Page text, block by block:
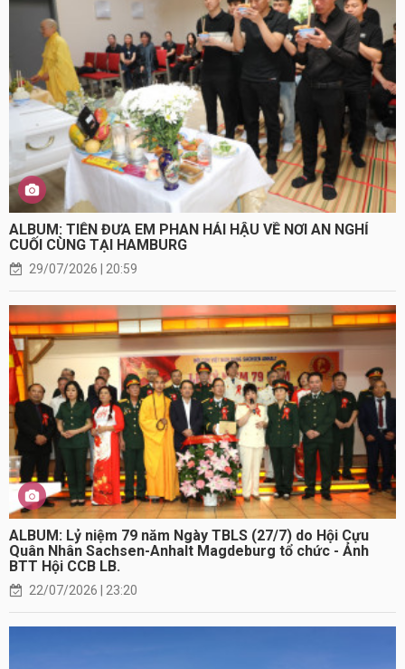
ALBUM: TIỄN ĐƯA EM PHAN HẢI HẬU VỀ NƠI AN NGHỈ
CUỐI CÙNG TẠI HAMBURG
29/07/2026 | 20:59
ALBUM: Lỷ niệm 79 năm Ngày TBLS (27/7) do Hội Cựu
Quân Nhân Sachsen-Anhalt Magdeburg tổ chức - Ảnh
BTT Hội CCB LB.
22/07/2026 | 23:20